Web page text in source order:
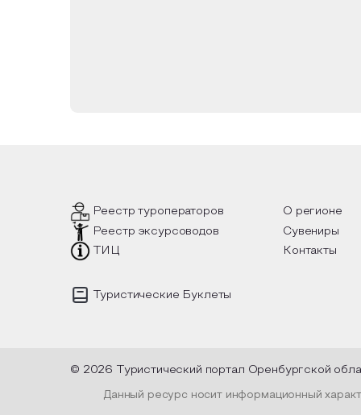
Реестр туроператоров О регионе
Реестр эксурсоводов
Сувениры
ТИЦ
Контакты
Туристические Буклеты
© 2026 Туристический портал Оренбургской
Данный ресурс носит информационный